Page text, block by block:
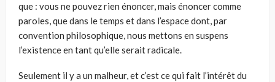
que : vous ne pouvez rien énoncer, mais énoncer comme
paroles, que dans le temps et dans l’espace dont, par
convention philosophique, nous mettons en suspens
l’existence en tant qu’elle serait radicale.
Seulement il y a un malheur, et c’est ce qui fait l’intérêt du